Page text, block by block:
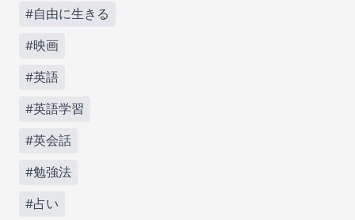
#自由に生きる
#映画
#英語
#英語学習
#英会話
#勉強法
#占い